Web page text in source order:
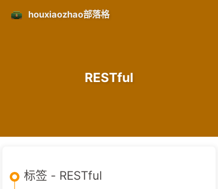
houxiaozhao部落格
RESTful
标签 - RESTful